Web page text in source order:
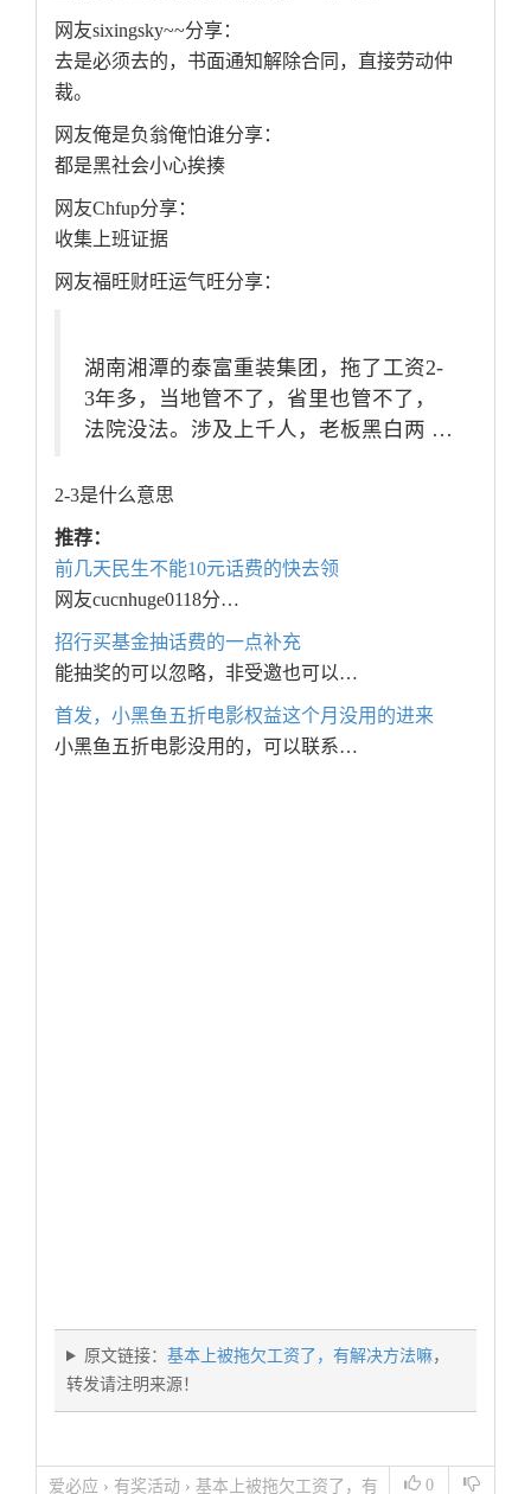
网友sixingsky~~分享：
去是必须去的，书面通知解除合同，直接劳动仲
裁。
网友俺是负翁俺怕谁分享：
都是黑社会小心挨揍
网友Chfup分享：
收集上班证据
网友福旺财旺运气旺分享：
湖南湘潭的泰富重装集团，拖了工资2-
3年多，当地管不了，省里也管不了，
法院没法。涉及上千人，老板黑白两 …
2-3是什么意思
推荐：
前几天民生不能10元话费的快去领
网友cucnhuge0118分…
招行买基金抽话费的一点补充
能抽奖的可以忽略，非受邀也可以…
首发，小黑鱼五折电影权益这个月没用的进来
小黑鱼五折电影没用的，可以联系…
原文链接： 基本上被拖欠工资了，有解决方法嘛，
转发请注明来源！
0
爱必应 › 有奖活动 › 基本上被拖欠工资了，有